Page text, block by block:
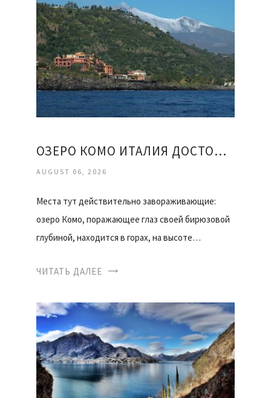
ОЗЕРО КОМО ИТАЛИЯ ДОСТОПРИМЕЧАТЕЛЬНОСТИ ОТЗЫВЫ
AUGUST 06, 2026
Места тут действительно завораживающие:
озеро Комо, поражающее глаз своей бирюзовой
глубиной, находится в горах, на высоте…
ЧИТАТЬ ДАЛЕЕ